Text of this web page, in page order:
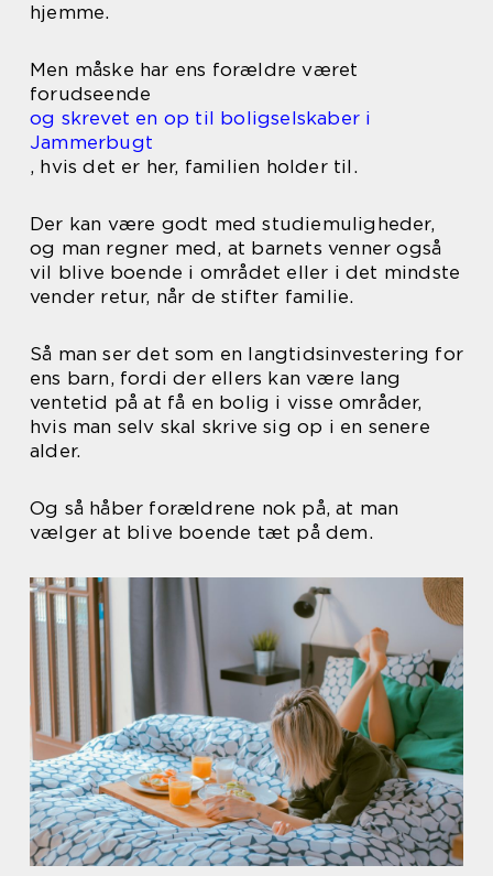
hjemme.
Men måske har ens forældre været
forudseende
og skrevet en op til boligselskaber i
Jammerbugt
, hvis det er her, familien holder til.
Der kan være godt med studiemuligheder,
og man regner med, at barnets venner også
vil blive boende i området eller i det mindste
vender retur, når de stifter familie.
Så man ser det som en langtidsinvestering for
ens barn, fordi der ellers kan være lang
ventetid på at få en bolig i visse områder,
hvis man selv skal skrive sig op i en senere
alder.
Og så håber forældrene nok på, at man
vælger at blive boende tæt på dem.